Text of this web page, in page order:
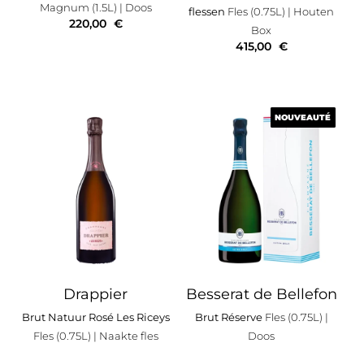
Magnum (1.5L) | Doos
220,00 €
flessen Fles (0.75L) | Houten
Box
415,00 €
Drappier
Brut Natuur Rosé Les Riceys
Fles (0.75L) | Naakte fles
NOUVEAUTÉ
Besserat de Bellefon
Brut Réserve Fles (0.75L) |
Doos
NOUVEAUTÉ